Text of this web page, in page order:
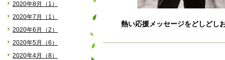
2020年8月（1）
2020年7月（1）
2020年6月（2）
2020年5月（6）
2020年4月（8）
熱い応援メッセージをどしどし